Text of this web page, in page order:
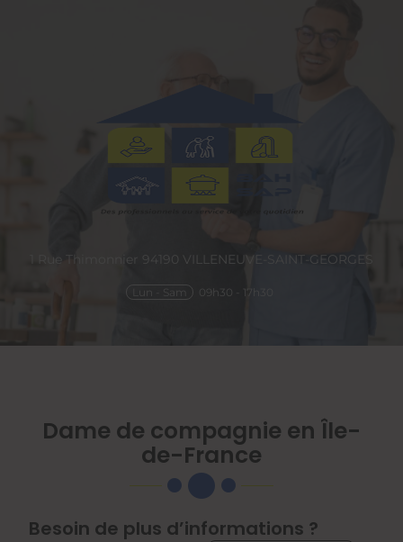
1 Rue Thimonnier 94190 VILLENEUVE-SAINT-GEORGES
Lun - Sam 09h30 - 17h30
Dame de compagnie en Île-
de-France
Besoin de plus d’informations ?